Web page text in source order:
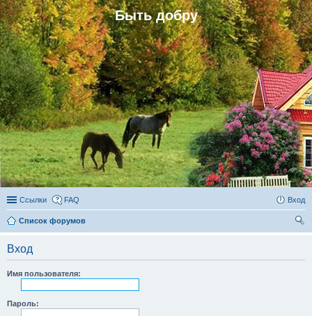
Быть добру
Ссылки FAQ Вход
Список форумов
Вход
Имя пользователя:
Пароль: